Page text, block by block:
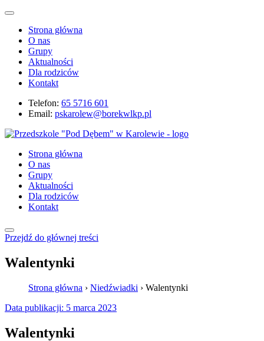
Strona główna
O nas
Grupy
Aktualności
Dla rodziców
Kontakt
Telefon: 65 5716 601
Email: pskarolew@borekwlkp.pl
Strona główna
O nas
Grupy
Aktualności
Dla rodziców
Kontakt
Przejdź do głównej treści
Walentynki
Strona główna › Niedźwiadki › Walentynki
Data publikacji: 5 marca 2023
Walentynki